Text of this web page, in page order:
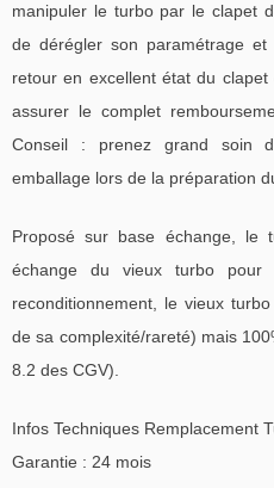
manipuler le turbo par le clapet
de dérégler son paramétrage
retour en excellent état du
assurer le complet
Conseil : prenez grand soin
emballage lors de la préparation
Proposé sur base échange, le
échange du vieux turbo
reconditionnement, le vieux
de sa complexité/rareté) mais
8.2 des CGV).
Infos Techniques Remplacement
Garantie : 24 mois